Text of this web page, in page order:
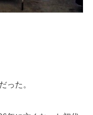
った。